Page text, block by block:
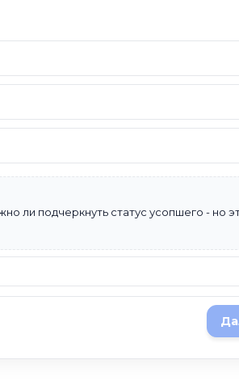
ли подчеркнуть статус усопшего - но